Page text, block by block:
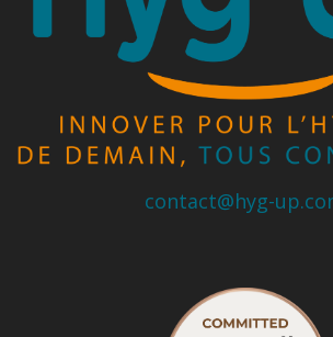
contact@hyg-